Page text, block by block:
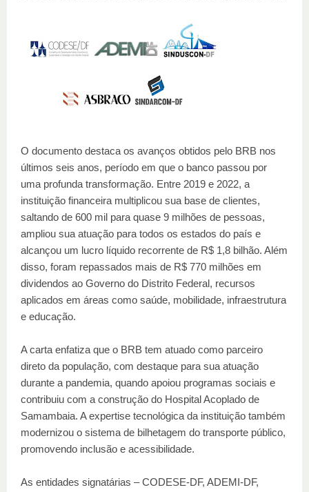
O documento destaca os avanços obtidos pelo BRB nos
últimos seis anos, período em que o banco passou por
uma profunda transformação. Entre 2019 e 2022, a
instituição financeira multiplicou sua base de clientes,
saltando de 600 mil para quase 9 milhões de pessoas,
ampliou sua atuação para todos os estados do país e
alcançou um lucro líquido recorrente de R$ 1,8 bilhão. Além
disso, foram repassados mais de R$ 770 milhões em
dividendos ao Governo do Distrito Federal, recursos
aplicados em áreas como saúde, mobilidade, infraestrutura
e educação.
A carta enfatiza que o BRB tem atuado como parceiro
direto da população, com destaque para sua atuação
durante a pandemia, quando apoiou programas sociais e
contribuiu com a construção do Hospital Acoplado de
Samambaia. A expertise tecnológica da instituição também
modernizou o sistema de bilhetagem do transporte público,
promovendo inclusão e acessibilidade.
As entidades signatárias – CODESE-DF, ADEMI-DF,